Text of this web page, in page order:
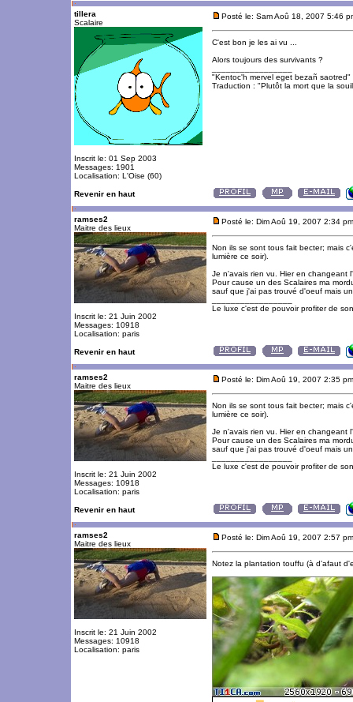
tillera
Scalaire
Inscrit le: 01 Sep 2003
Messages: 1901
Localisation: L'Oise (60)
Posté le: Sam Aoû 18, 2007 5:46
C'est bon je les ai vu ...
Alors toujours des survivants ?
"Kentoc'h mervel eget bezañ saotred"
Traduction : "Plutôt la mort que la
Revenir en haut
ramses2
Maitre des lieux
Inscrit le: 21 Juin 2002
Messages: 10918
Localisation: paris
Posté le: Dim Aoû 19, 2007 2:34 pm
Non ils se sont tous fait becter; mais
lumière ce soir).
Je n'avais rien vu. Hier en changeant
Pour cause un des Scalaires ma
sauf que j'ai pas trouvé d'oeuf mais
Le luxe c'est de pouvoir profiter de
Revenir en haut
ramses2
Maitre des lieux
Inscrit le: 21 Juin 2002
Messages: 10918
Localisation: paris
Posté le: Dim Aoû 19, 2007 2:35 pm
Non ils se sont tous fait becter; mais
lumière ce soir).
Je n'avais rien vu. Hier en changeant
Pour cause un des Scalaires ma
sauf que j'ai pas trouvé d'oeuf mais
Le luxe c'est de pouvoir profiter de
Revenir en haut
ramses2
Maitre des lieux
Inscrit le: 21 Juin 2002
Messages: 10918
Localisation: paris
Posté le: Dim Aoû 19, 2007 2:57 pm
Notez la plantation touffu (à d'afaut